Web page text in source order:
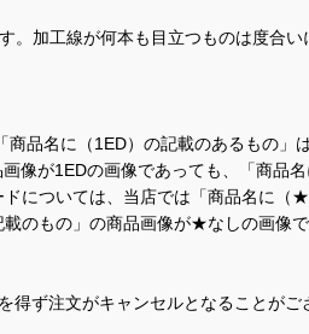
加工線が何本も目立つものは度合い
品名に（1ED）の記載のあるもの
が1EDの画像であっても、「商品
については、当店では「商品名に
のもの」の商品画像が★なしの画像
ず注文がキャンセルとなることがご